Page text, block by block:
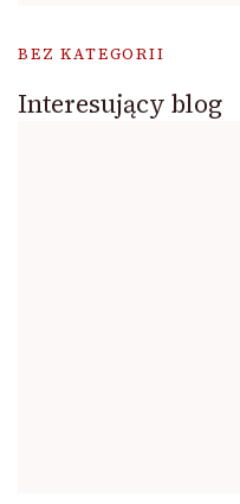
BEZ KATEGORII
Interesujący blog